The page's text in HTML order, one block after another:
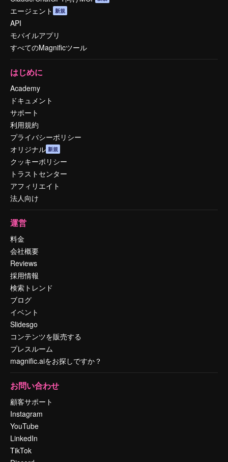
エージェント 新規
API
モバイルアプリ
すべてのMagnificツール
はじめに
Academy
ドキュメント
サポート
利用規約
プライバシーポリシー
オリジナル 新規
クッキーポリシー
トラストセンター
アフィリエイト
法人向け
運営
料金
会社概要
Reviews
採用情報
検索トレンド
ブログ
イベント
Slidesgo
コンテンツを販売する
プレスルーム
magnific.aiをお探しですか？
お問い合わせ
顧客サポート
Instagram
YouTube
LinkedIn
TikTok